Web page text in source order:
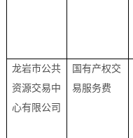
龙岩市公共
资源交易中
心有限公司
国有产权交
易服务费